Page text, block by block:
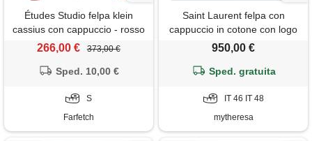
Études Studio felpa klein
cassius con cappuccio - rosso
266,00 € 373,00 €
Sped. 10,00 €
S
Farfetch
Saint Laurent felpa con
cappuccio in cotone con logo
950,00 €
Sped. gratuita
IT 46 IT 48
mytheresa